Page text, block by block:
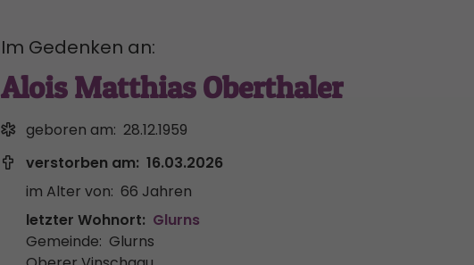
Im Gedenken an:
Alois Matthias Oberthaler
geboren am: 28.12.1959
verstorben am: 16.03.2026
im Alter von: 66 Jahren
letzter Wohnort: Glurns
Gemeinde: Glurns